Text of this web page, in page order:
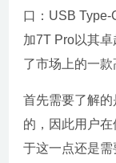
口：USB Type-
加7T Pro以其
了市场上的一款
首先需要了解
的，因此用户
于这一点还是